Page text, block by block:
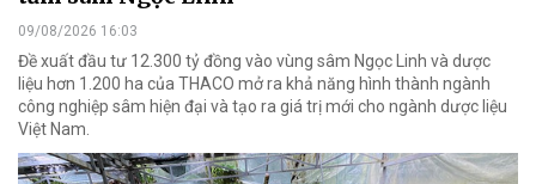
09/08/2026 16:03
Đề xuất đầu tư 12.300 tỷ đồng vào vùng sâm Ngọc Linh và dược
liệu hơn 1.200 ha của THACO mở ra khả năng hình thành ngành
công nghiệp sâm hiện đại và tạo ra giá trị mới cho ngành dược liệu
Việt Nam.